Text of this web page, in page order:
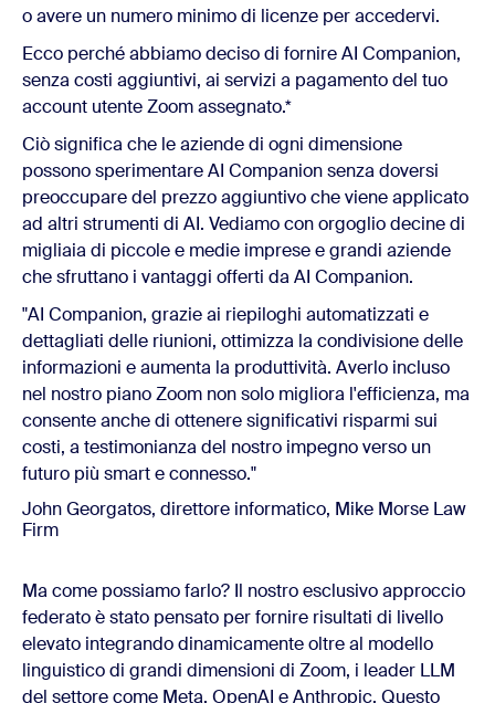
o avere un numero minimo di licenze per accedervi.
Ecco perché abbiamo deciso di fornire AI Companion,
senza costi aggiuntivi, ai servizi a pagamento del tuo
account utente Zoom assegnato.*
Ciò significa che le aziende di ogni dimensione
possono sperimentare AI Companion senza doversi
preoccupare del prezzo aggiuntivo che viene applicato
ad altri strumenti di AI. Vediamo con orgoglio decine di
migliaia di piccole e medie imprese e grandi aziende
che sfruttano i vantaggi offerti da AI Companion.
"AI Companion, grazie ai riepiloghi automatizzati e
dettagliati delle riunioni, ottimizza la condivisione delle
informazioni e aumenta la produttività. Averlo incluso
nel nostro piano Zoom non solo migliora l'efficienza, ma
consente anche di ottenere significativi risparmi sui
costi, a testimonianza del nostro impegno verso un
futuro più smart e connesso."
John Georgatos, direttore informatico, Mike Morse Law
Firm
Ma come possiamo farlo? Il nostro esclusivo approccio
federato è stato pensato per fornire risultati di livello
elevato integrando dinamicamente oltre al modello
linguistico di grandi dimensioni di Zoom, i leader LLM
del settore come Meta, OpenAI e Anthropic. Questo